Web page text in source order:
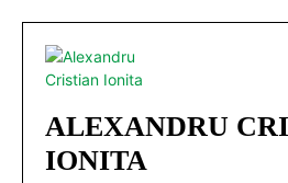
ALEXANDRU
IONITA